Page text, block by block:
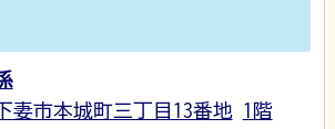
妻市本城町三丁目13番地 1階